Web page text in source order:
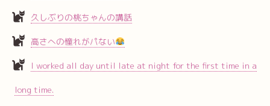
久しぶりの桃ちゃんの講話
高さへの憧れがパない
I worked all day until late at night for the first time in a
long time.